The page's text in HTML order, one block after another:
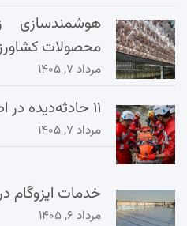
هوشمندسازی
محصولات
مرداد ۷, ۱۴۰۵
۱۱ حادثه‌دیده در اصفهان امدادرسانی شدند
مرداد ۷, ۱۴۰۵
خدمات ایزوگام
مرداد ۶, ۱۴۰۵